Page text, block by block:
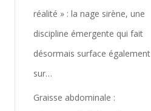
réalité » : la nage sirène, une
discipline émergente qui fait
désormais surface également
sur…
Graisse abdominale :